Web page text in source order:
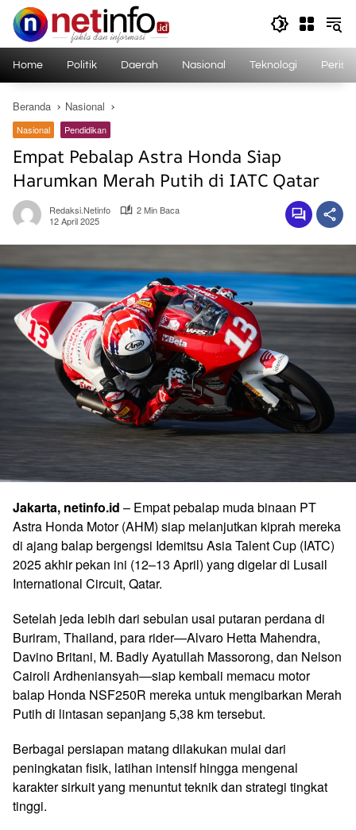
Langsung
konten
Home Politik Daerah Nasional Teknologi
Beranda Nasional
Nasional Pendidikan
Empat Pebalap Astra Honda Siap
Harumkan Merah Putih di IATC Qatar
Redaksi.netinfo
2 Min Baca
12 April 2025
Jakarta, netinfo.id – Empat pebalap muda binaan PT
Astra Honda Motor (AHM) siap melanjutkan kiprah mereka
di ajang balap bergengsi Idemitsu Asia Talent Cup (IATC)
2025 akhir pekan ini (12–13 April) yang digelar di Lusail
International Circuit, Qatar.
Setelah jeda lebih dari sebulan usai putaran perdana di
Buriram, Thailand, para rider—Alvaro Hetta Mahendra,
Davino Britani, M. Badly Ayatullah Massorong, dan Nelson
Cairoli Ardheniansyah—siap kembali memacu motor
balap Honda NSF250R mereka untuk mengibarkan Merah
Putih di lintasan sepanjang 5,38 km tersebut.
Berbagai persiapan matang dilakukan mulai dari
peningkatan fisik, latihan intensif hingga mengenal
karakter sirkuit yang menuntut teknik dan strategi tingkat
tinggi.